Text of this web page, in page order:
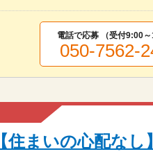
電話で応募 （受付9:00
050-7562-
【住まいの心配な